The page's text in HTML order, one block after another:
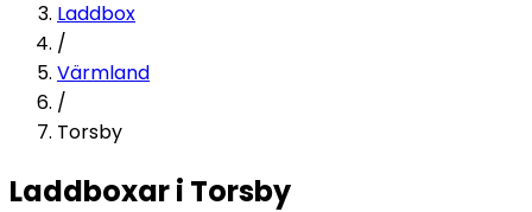
Laddbox
/
Värmland
/
Torsby
Laddboxar i Torsby